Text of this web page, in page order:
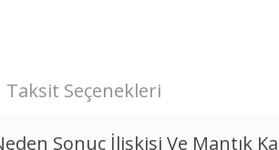
Taksit Seçenekleri
Sonuç İlişkisi Ve Mantık